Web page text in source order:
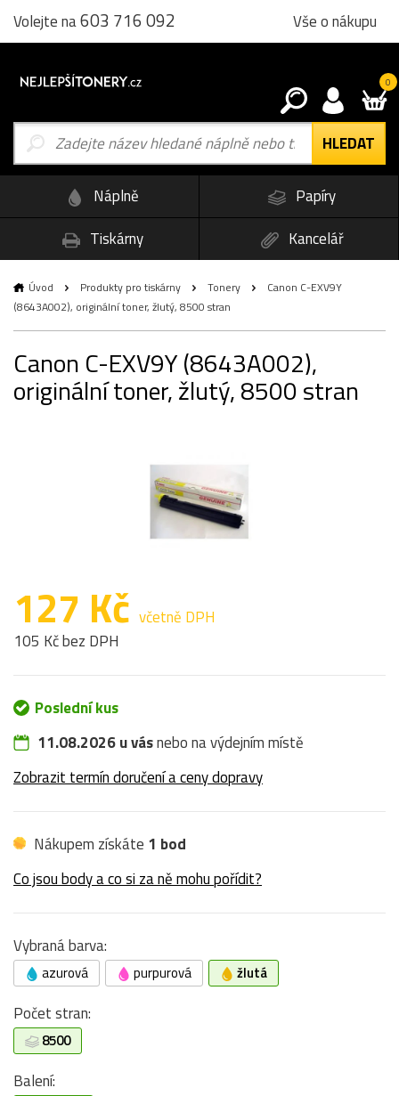
Volejte na603 716 092 Vše o nákupu
0
Náplně
Papíry
Tiskárny
Kancelář
Úvod Produkty pro tiskárny Tonery
Canon C-EXV9Y
(8643A002), originální toner, žlutý, 8500 stran
Canon C-EXV9Y (8643A002),
originální toner, žlutý, 8500 stran
127 Kč včetně DPH
105 Kč bez DPH
Poslední kus
11.08.2026 u vásnebo na výdejním místě
Zobrazit termín doručení a ceny dopravy
Nákupem získáte 1 bod
Co jsou body a co si za ně mohu pořídit?
Vybraná barva:
azurová purpurová žlutá
Počet stran:
8500
Balení: